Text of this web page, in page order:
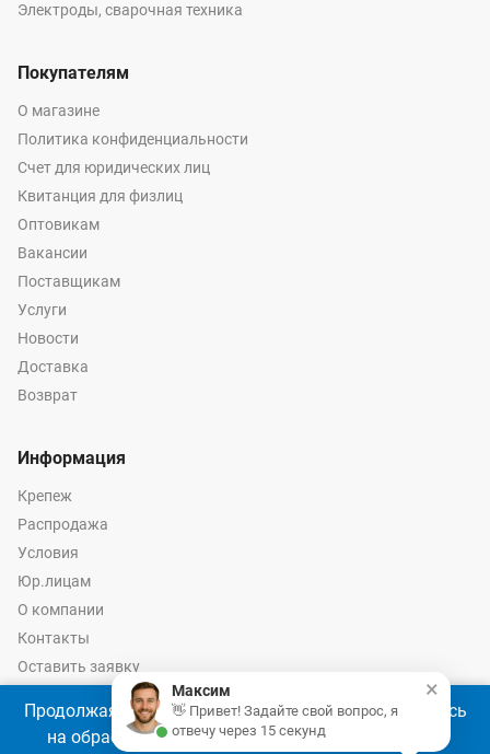
Электроды, сварочная техника
Покупателям
О магазине
Политика конфиденциальности
Счет для юридических лиц
Квитанция для физлиц
Оптовикам
Вакансии
Поставщикам
Услуги
Новости
Доставка
Возврат
Информация
Крепеж
Распродажа
Условия
Юр.лицам
О компании
Контакты
Оставить заявку
Калькулятор крепежа
Продолжая использовать наш сайт, Вы соглашаетесь
на обработку файлов cookie 🍪 в соответствии с
×
Максим
👋 Привет! Задайте свой вопрос, я
отвечу через 15 секунд